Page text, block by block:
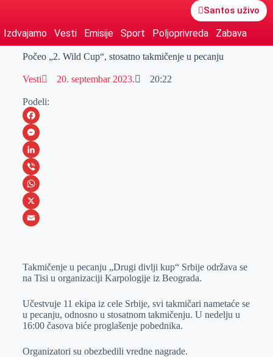
Santos uživo
Izdvajamo Vesti Emisije Sport Poljoprivreda Zabava
Počeo „2. Wild Cup“, stosatno takmičenje u pecanju
Vesti 20. septembar 2023. 20:22
Podeli:
F
a
c
e
b
o
M
e
s
s
e
e
L
i
n
k
I
V
i
b
W
h
s
p
p
X
a
l
Takmičenje u pecanju „Drugi divlji kup“ Srbije održava se
na Tisi u organizaciji Karpologije iz Beograda.
Učestvuje 11 ekipa iz cele Srbije, svi takmičari nametaće se
u pecanju, odnosno u stosatnom takmičenju. U nedelju u
16:00 časova biće proglašenje pobednika.
Organizatori su obezbedili vredne nagrade.